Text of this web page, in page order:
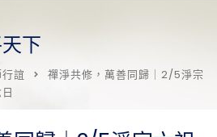
下
誼
禪淨共修，萬善同歸｜2/5淨宗